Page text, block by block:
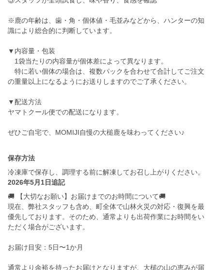
※鹿の年齢は、歯・角・個体値・毛並みなどから、ハンターの知
識により総合的に判断しています。
▼内容量・包装
1袋当たりの内容量が個体差によって異なります。
特に若い個体の場合は、複数パックを合わせて合計してご注文
の重量以上になるようにお送りしますのでご了承ください。
▼配送方法
ヤマトクール便での配送になります。
ぜひご自宅で、MOMIJI自慢の大槌鹿を味わってください♪
保存方法
冷凍庫で保存し、調理する前に解凍してお召し上がりください。
2026年5月1日追記
🚚 【大切なお願い】お届けまでのお時間について🚚
現在、弊社スタッフも含め、町全体で山林火災の対応・復興を最
優先しております。そのため、通常よりも出荷作業にお時間をい
ただく場合がございます。
お届け目安：5日〜1か月
通常より余裕を持ったお届けとなりますが、大槌の山の恵みが届